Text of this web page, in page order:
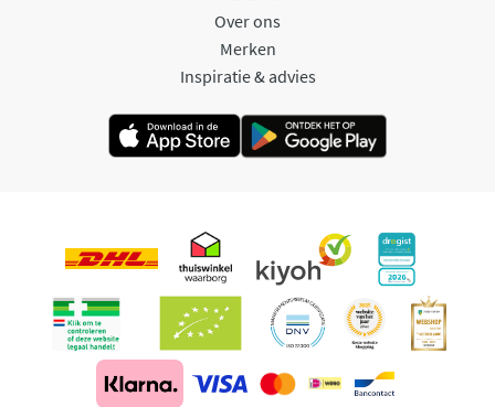
Over ons
Merken
Inspiratie & advies